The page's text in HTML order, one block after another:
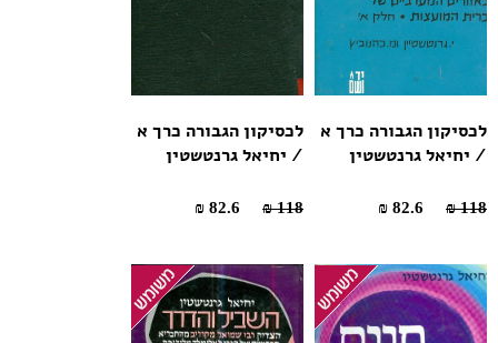
לכסיקון הגבורה כרך א
/ יחיאל גרנטשטין
118 ₪
לכסיקון הגבורה כרך א
/ יחיאל גרנטשטין
118 ₪